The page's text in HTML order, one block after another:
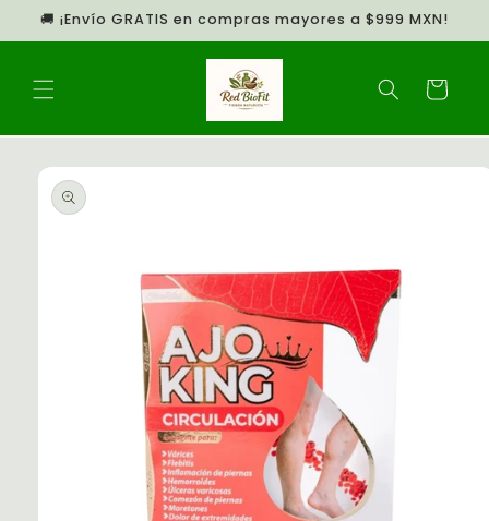
directamente
al contenido
🚚 ¡Envío GRATIS en compras mayores a $999 MXN!
Carrito
directamente
información
del producto